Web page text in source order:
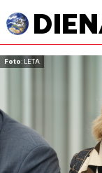
Foto: LETA